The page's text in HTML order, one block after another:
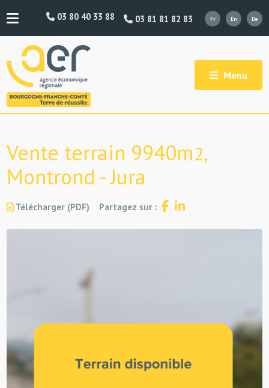
03 81 81 82 83
03 80 40 33 88
Menu
Vente terrain 9940m2,
Montrond - Jura
Télécharger (PDF) Partagez sur :